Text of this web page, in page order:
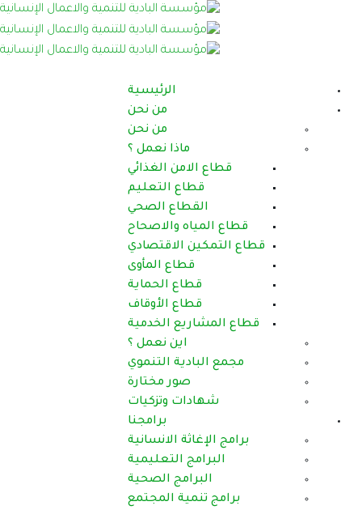
الرئيسية
من نحن
من نحن
ماذا نعمل ؟
قطاع الامن الغذائي
قطاع التعليم
القطاع الصحي
قطاع المياه والاصحاح
قطاع التمكين الاقتصادي
قطاع المأوى
قطاع الحماية
قطاع الأوقاف
قطاع المشاريع الخدمية
اين نعمل ؟
مجمع البادية التنموي
صور مختارة
شهادات وتزكيات
برامجنا
برامج الإغاثة الانسانية
البرامج التعليمية
البرامج الصحية
برامج تنمية المجتمع